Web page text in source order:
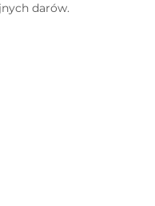
darów.